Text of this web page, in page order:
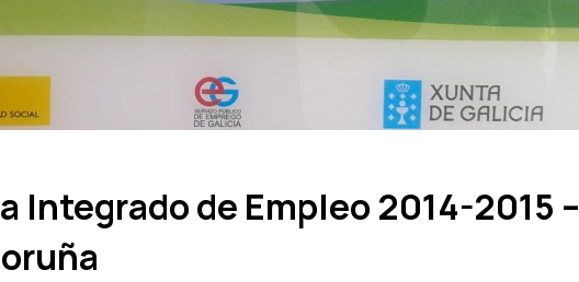
Integrado de Empleo 2014-2015 –